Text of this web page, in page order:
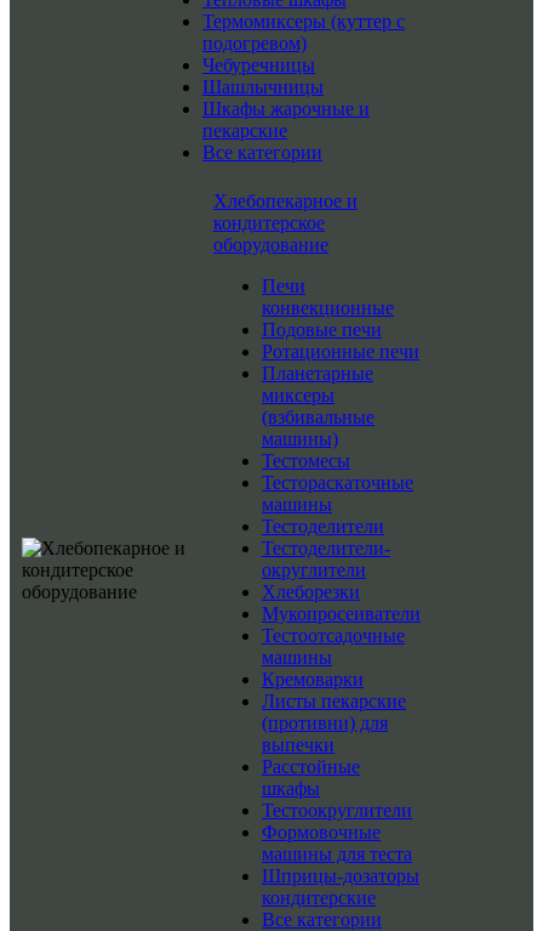
Термомиксеры (куттер с
подогревом)
Чебуречницы
Шашлычницы
Шкафы жарочные и
пекарские
Все категории
Хлебопекарное и
кондитерское
оборудование
Печи
конвекционные
Подовые печи
Ротационные печи
Планетарные
миксеры
(взбивальные
машины)
Тестомесы
Тестораскаточные
машины
Тестоделители
Тестоделители-
округлители
Хлеборезки
Мукопросеиватели
Тестоотсадочные
машины
Кремоварки
Листы пекарские
(противни) для
выпечки
Расстойные
шкафы
Тестоокруглители
Формовочные
машины для теста
Шприцы-дозаторы
кондитерские
Все категории